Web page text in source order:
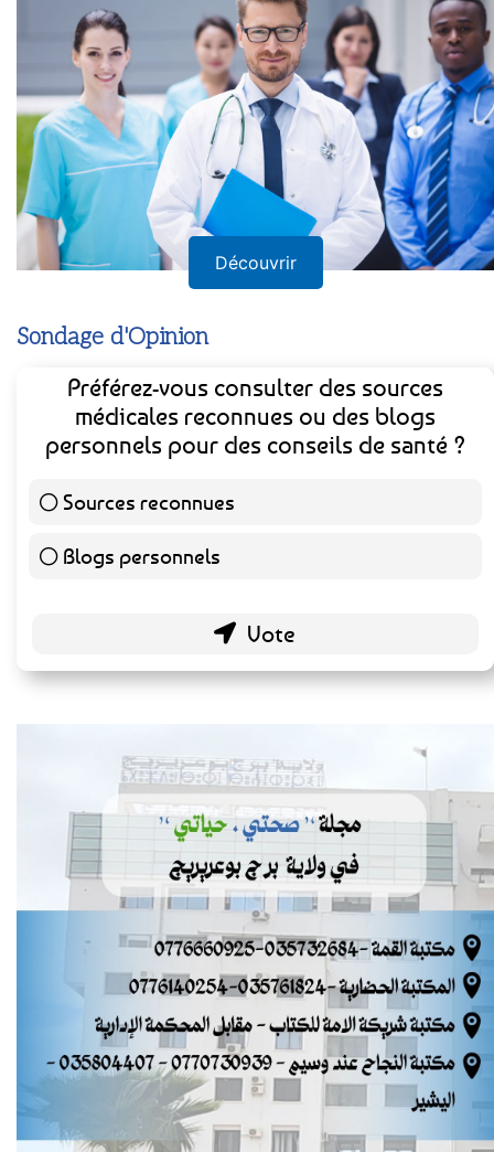
Découvrir
Sondage d'Opinion
Préférez-vous consulter des sources
médicales reconnues ou des blogs
personnels pour des conseils de santé ?
Sources reconnues
Blogs personnels